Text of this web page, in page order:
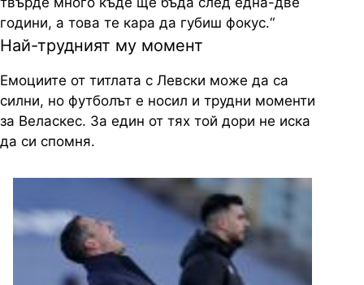
години, а това те кара да губиш фокус.“
Най-трудният му момент
Емоциите от титлата с Левски може да са
силни, но футболът е носил и трудни моменти
за Веласкес. За един от тях той дори не иска
да си спомня.